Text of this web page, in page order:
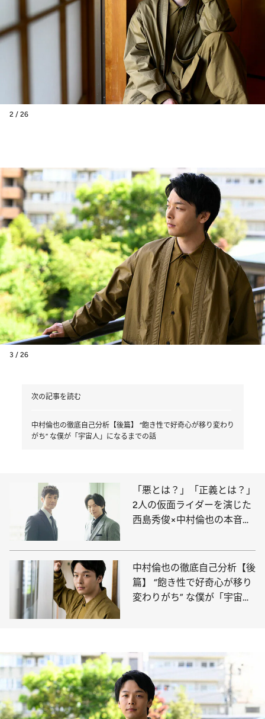
2 / 26
3 / 26
次の記事を読む
中村倫也の徹底自己分析【後篇】 “飽き性で好奇心が移り変わり
がち” な僕が「宇宙人」になるまでの話
「悪とは？」「正義とは？」
2人の仮面ライダーを演じた
西島秀俊×中村倫也の本音ト
中村倫也の徹底自己分析【後
篇】 “飽き性で好奇心が移り
変わりがち” な僕が「宇宙